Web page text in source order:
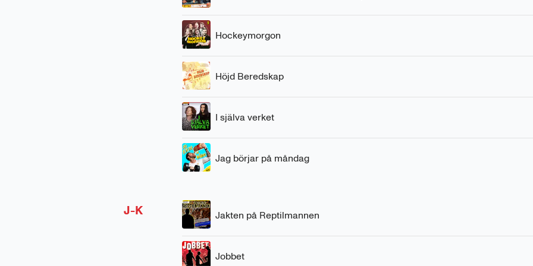
Hockeymorgon
Höjd Beredskap
I själva verket
Jag börjar på måndag
J-K Jakten på Reptilmannen
Jobbet